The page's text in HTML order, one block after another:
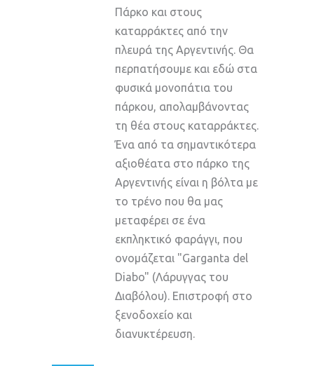
Πάρκο και στους
καταρράκτες από την
πλευρά της Αργεντινής. Θα
περπατήσουμε και εδώ στα
φυσικά μονοπάτια του
πάρκου, απολαμβάνοντας
τη θέα στους καταρράκτες.
Ένα από τα σημαντικότερα
αξιοθέατα στο πάρκο της
Αργεντινής είναι η βόλτα με
το τρένο που θα μας
μεταφέρει σε ένα
εκπληκτικό φαράγγι, που
ονομάζεται "Garganta del
Diabo" (Λάρυγγας του
Διαβόλου). Επιστροφή στο
ξενοδοχείο και
διανυκτέρευση.